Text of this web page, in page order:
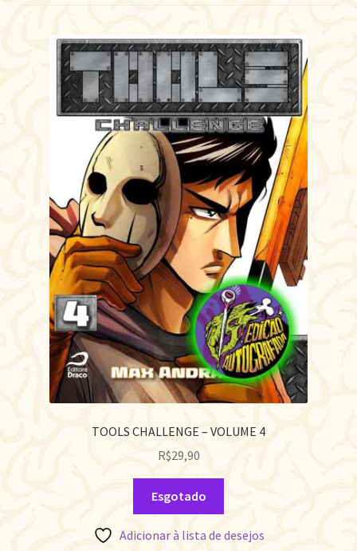
TOOLS CHALLENGE – VOLUME 4
R$29,90
Esgotado
Adicionar à lista de desejos